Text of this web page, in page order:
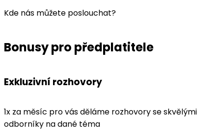
Kde nás můžete poslouchat?
Bonusy pro předplatitele
Exkluzivní rozhovory
1x za měsíc pro vás děláme rozhovory se skvělými
odborníky na dané téma